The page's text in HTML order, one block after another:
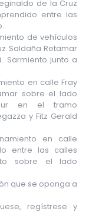
de la Cruz
entre las
de vehículos
Saldaña Retamar
Sarmiento junto a
en calle Fray
sobre el lado
en el tramo
y Fitz Gerald
en calle
entre las calles
sobre el lado
que se oponga a
regístrese y